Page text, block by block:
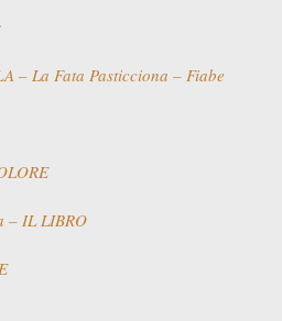
– La Fata Pasticciona – Fiabe
– IL LIBRO